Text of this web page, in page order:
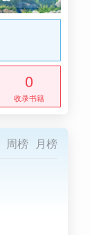
0
收录书籍
周榜 月榜